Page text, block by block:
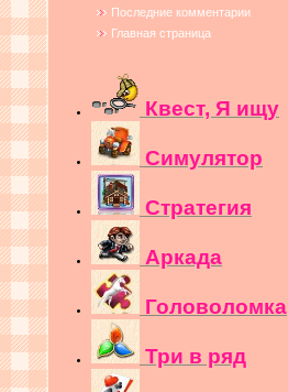
Последние комментарии
Главная страница
Квест, Я ищу
Симулятор
Стратегия
Аркада
Головоломка
Три в ряд